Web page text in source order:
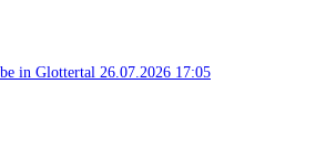
in Glottertal 26.07.2026 17:05